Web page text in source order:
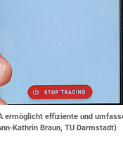
ermöglicht effiziente und
Kathrin Braun, TU Darmstadt)